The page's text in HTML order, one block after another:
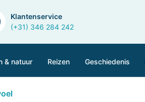
Klantenservice
(+31) 346 284 242
& natuur Reizen Geschiedenis